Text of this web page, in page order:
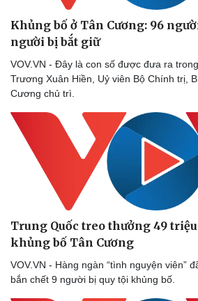
Khủng bố ở Tân Cương: 96
người bị bắt giữ
VOV.VN - Đây là con số được đưa ra
Trương Xuân Hiền, Uỷ viên Bộ Chính trị,
Cương chủ trì.
Trung Quốc treo thưởng 49 triệu
khủng bố Tân Cương
VOV.VN - Hàng ngàn “tình nguyện viên”
bắn chết 9 người bị quy tội khủng bố.